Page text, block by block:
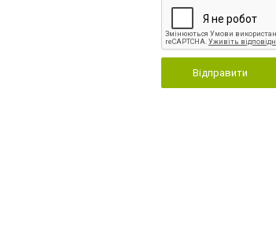
Відправити